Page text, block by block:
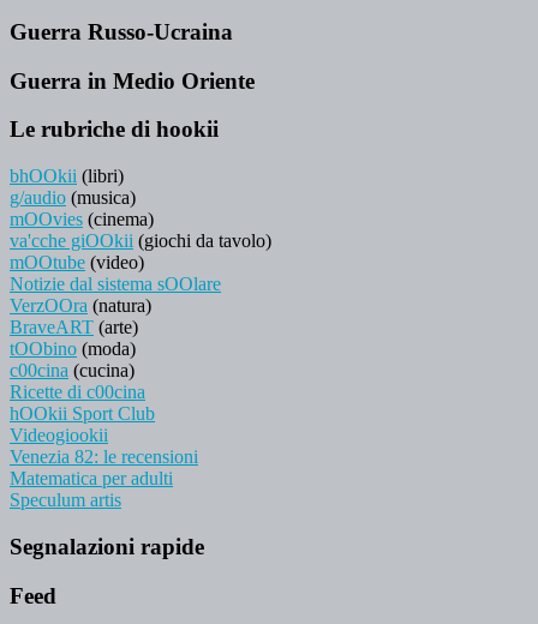
Guerra Russo-Ucraina
Guerra in Medio Oriente
Le rubriche di hookii
bhOOkii (libri)
g/audio (musica)
mOOvies (cinema)
va'cche giOOkii (giochi da tavolo)
mOOtube (video)
Notizie dal sistema sOOlare
VerzOOra (natura)
BraveART (arte)
tOObino (moda)
c00cina (cucina)
Ricette di c00cina
hOOkii Sport Club
Videogiookii
Venezia 82: le recensioni
Matematica per adulti
Speculum artis
Segnalazioni rapide
Feed